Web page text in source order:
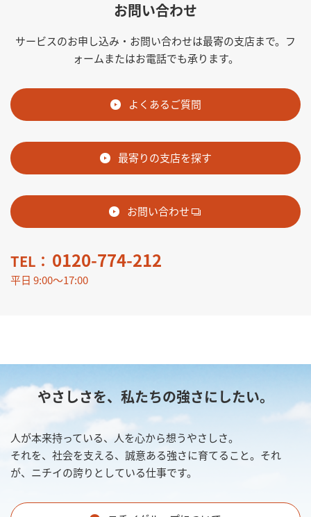
お問い合わせ
サービスのお申し込み・お問い合わせは最寄の支店まで。フ
ォームまたはお電話でも承ります。
よくあるご質問
最寄りの支店を探す
お問い合わせ
TEL： 0120-774-212
平日 9:00～17:00
やさしさを、私たちの強さにしたい。
人が本来持っている、人を心から想うやさしさ。
それを、社会を支える、誠意ある強さに育てること。それ
が、ニチイの誇りとしている仕事です。